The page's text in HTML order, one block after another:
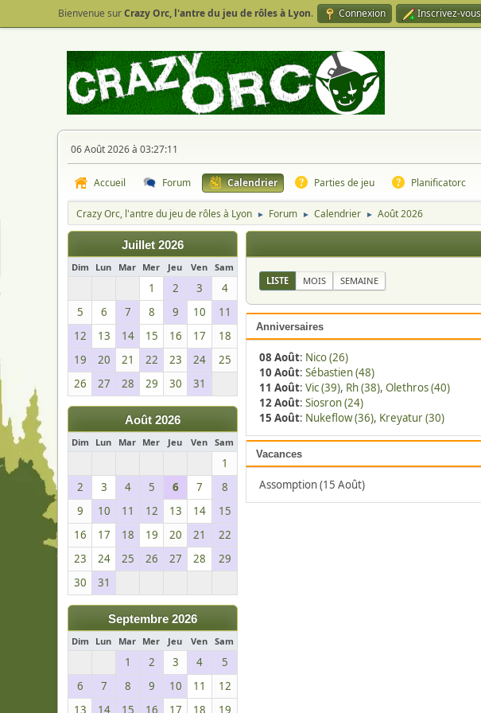
Bienvenue surCrazy Orc, l'antre du jeu de rôles à Lyon. Connexion Inscrivez-vous
06 Août 2026 à 03:27:11
Accueil Forum Calendrier Parties de jeu Planificatorc
Crazy Orc, l'antre du jeu de rôles à Lyon ► Forum ► Calendrier ► Août 2026
Juillet 2026
Dim Lun Mar Mer Jeu Ven Sam
1 2 3
4
5
6 7 8 9 10
11
12
13 14 15 16 17
18
19
20 21 22 23 24
25
26
27 28 29 30 31
Août 2026
Dim Lun Mar Mer Jeu Ven Sam
1
2
3 4 5 6 7
8
9
10 11 12 13 14
15
16
17 18 19 20 21
22
23
24 25 26 27 28
29
30
31
Septembre 2026
Dim Lun Mar Mer Jeu Ven Sam
1 2 3 4
5
6
7 8 9 10 11
12
13
14 15 16 17 18 19
LISTE MOIS SEMAINE
Anniversaires
08 Août: Nico (26)
10 Août: Sébastien (48)
11 Août: Vic (39), Rh (38), Olethros (40)
12 Août: Siosron (24)
15 Août: Nukeflow (36), Kreyatur (30)
Vacances
Assomption (15 Août)